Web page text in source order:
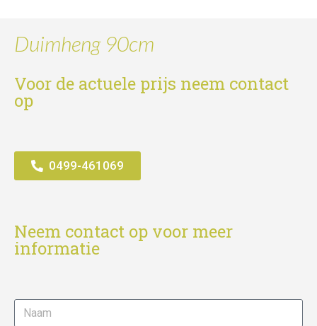
Duimheng 90cm
Voor de actuele prijs neem contact
op
0499-461069
Neem contact op voor meer
informatie